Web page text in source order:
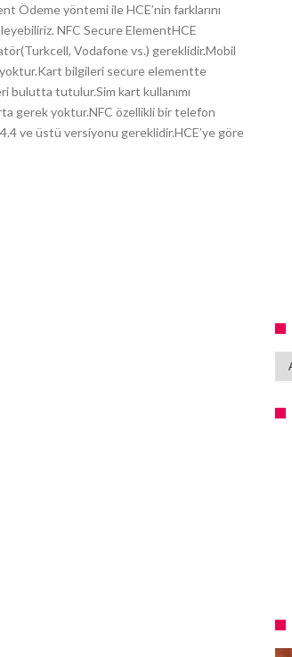
Ödeme yöntemi ile HCE’nin farklarını
NFC Secure ElementHCE
Vodafone vs.) gereklidir.Mobil
bilgileri secure elementte
bulutta tutulur.Sim kart kullanımı
gerek yoktur.NFC özellikli bir telefon
ve üstü versiyonu gereklidir.HCE’ye göre